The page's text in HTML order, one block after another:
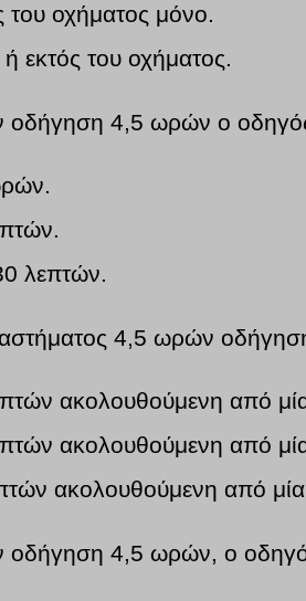
του οχήματος μόνο.
εκτός του οχήματος.
4,5 ωρών ο οδηγός
λεπτών.
4,5 ωρών
ακολουθούμενη από
ακολουθούμενη από
ακολουθούμενη από
οδήγηση 4,5 ωρών, ο